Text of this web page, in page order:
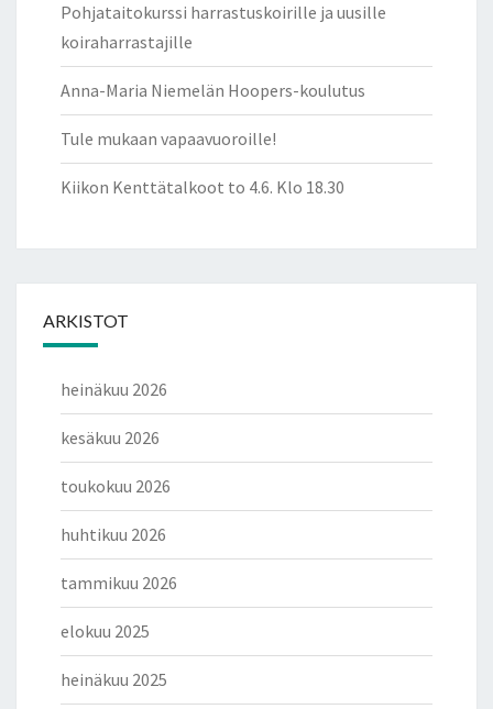
Pohjataitokurssi harrastuskoirille ja uusille
koiraharrastajille
Anna-Maria Niemelän Hoopers-koulutus
Tule mukaan vapaavuoroille!
Kiikon Kenttätalkoot to 4.6. Klo 18.30
ARKISTOT
heinäkuu 2026
kesäkuu 2026
toukokuu 2026
huhtikuu 2026
tammikuu 2026
elokuu 2025
heinäkuu 2025